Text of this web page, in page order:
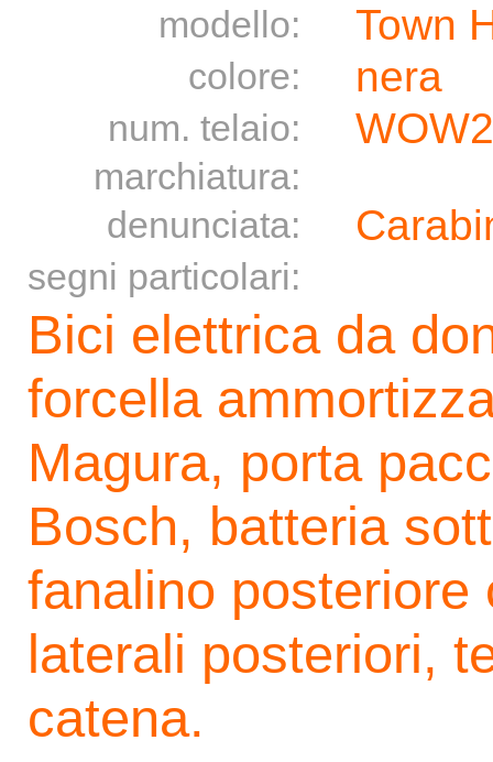
modello: Town
colore: nera
num. telaio:
marchiatura:
denunciata:
segni particolari:
Bici elettrica da
forcella
Magura, porta
Bosch, batteria
fanalino
laterali posteriori,
catena.